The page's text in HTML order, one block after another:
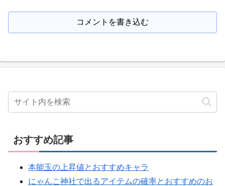
コメントを書き込む
おすすめ記事
本能玉の上昇値とおすすめキャラ
にゃんこ神社で出るアイテムの確率とおすすめのお